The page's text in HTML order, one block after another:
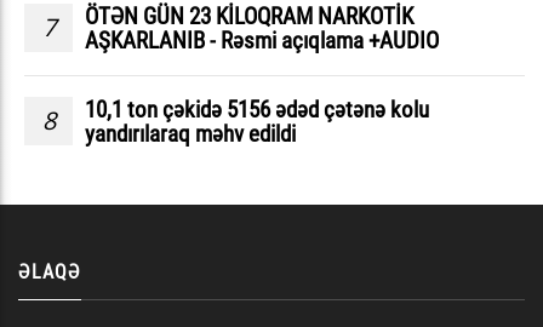
7
ÖTƏN GÜN 23 KİLOQRAM NARKOTİK
AŞKARLANIB - Rəsmi açıqlama +AUDIO
8
10,1 ton çəkidə 5156 ədəd çətənə kolu
yandırılaraq məhv edildi
ƏLAQƏ